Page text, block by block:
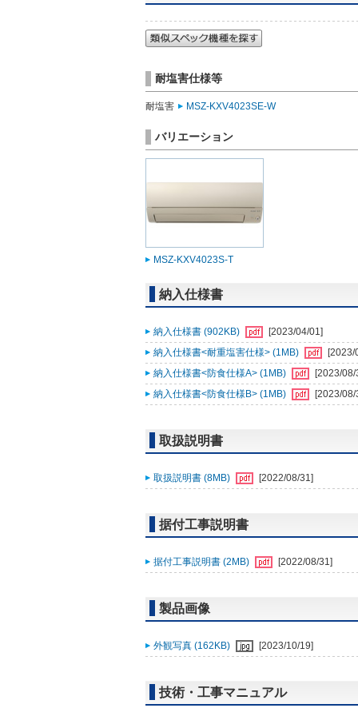
耐塩害仕様等
耐塩害 MSZ-KXV4023SE-W
バリエーション
MSZ-KXV4023S-T
納入仕様書
納入仕様書 (902KB)
[2023/04/01]
納入仕様書<耐重塩害仕様> (1MB)
[2023/
納入仕様書<防食仕様A> (1MB)
[2023/08/
納入仕様書<防食仕様B> (1MB)
[2023/08/
取扱説明書
取扱説明書 (8MB) [2022/08/31]
据付工事説明書
据付工事説明書 (2MB) [2022/08/31]
製品画像
外観写真 (162KB) [2023/10/19]
技術・工事マニュアル